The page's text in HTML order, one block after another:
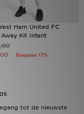
Ham United FC
Kit Infant
Bespaar 17%
tot de nieuwste